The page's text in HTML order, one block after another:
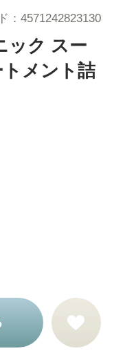
ック スー
メント詰
4571242823130